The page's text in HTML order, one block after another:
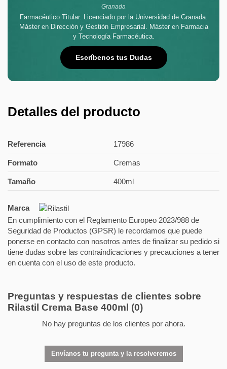
Granada
Farmacéutico Titular. Licenciado por la Universidad de Granada.
Máster en Dirección y Gestión Empresarial. Máster en Farmacia
y Tecnología Farmacéutica.
Escríbenos tus Dudas
Detalles del producto
Referencia 17986
Formato Cremas
Tamaño 400ml
Marca
En cumplimiento con el Reglamento Europeo 2023/988 de
Seguridad de Productos (GPSR) le recordamos que puede
ponerse en contacto con nosotros antes de finalizar su pedido si
tiene dudas sobre las contraindicaciones y precauciones a tener
en cuenta con el uso de este producto.
Preguntas y respuestas de clientes sobre
Rilastil Crema Base 400ml (0)
No hay preguntas de los clientes por ahora.
Envíanos tu pregunta y la resolveremos